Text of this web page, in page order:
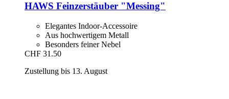
HAWS Feinzerstäuber "Messing"
Elegantes Indoor-Accessoire
Aus hochwertigem Metall
Besonders feiner Nebel
CHF 31.50
Zustellung bis 13. August